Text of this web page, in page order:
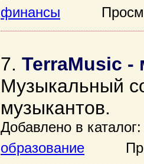
финансы
7. TerraMusic -
Музыкальный
музыкантов.
Добавлено в
образование